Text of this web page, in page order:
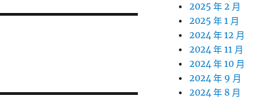
2025 年 2 月
2025 年 1 月
2024 年 12 月
2024 年 11 月
2024 年 10 月
2024 年 9 月
2024 年 8 月